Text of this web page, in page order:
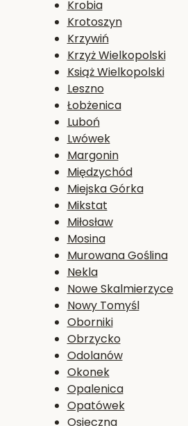
Krobia
Krotoszyn
Krzywiń
Krzyż Wielkopolski
Książ Wielkopolski
Leszno
Łobżenica
Luboń
Lwówek
Margonin
Międzychód
Miejska Górka
Mikstat
Miłosław
Mosina
Murowana Goślina
Nekla
Nowe Skalmierzyce
Nowy Tomyśl
Oborniki
Obrzycko
Odolanów
Okonek
Opalenica
Opatówek
Osieczna